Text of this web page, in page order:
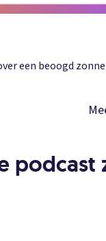
een beoogd
podcast